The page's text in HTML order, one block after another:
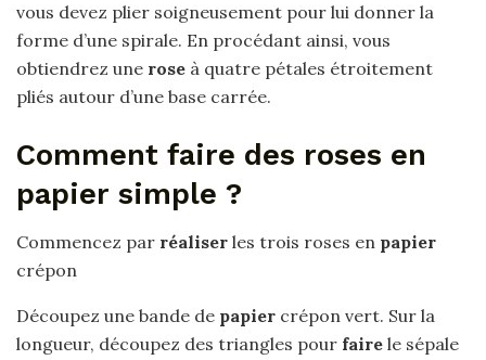
vous devez plier soigneusement pour lui donner la
forme d’une spirale. En procédant ainsi, vous
obtiendrez une rose à quatre pétales étroitement
pliés autour d’une base carrée.
Comment faire des roses en
papier simple ?
Commencez par réaliser les trois roses en papier
crépon
Découpez une bande de papier crépon vert. Sur la
longueur, découpez des triangles pour faire le sépale